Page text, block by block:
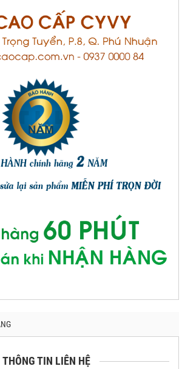
THÔNG TIN LIÊN HỆ